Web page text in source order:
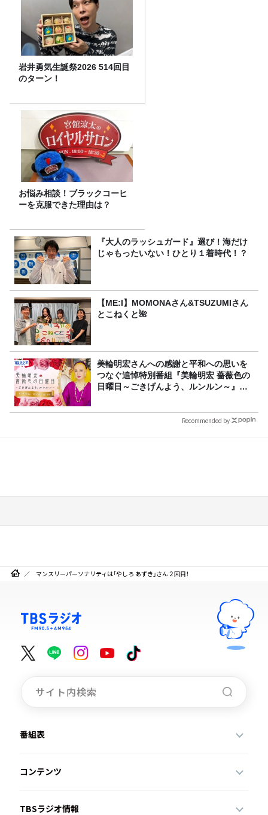
岩井勇気生誕祭2026 514回目
のターン！
お悩み相談！ブラックコーヒ
ーを克服できた理由は？
『大人のラッシュガード』選び！海だけ
じゃもったいない！ひとり１着時代！？
【ME:I】MOMONAさん&TSUZUMIさん
とこねくと🌺
美輪明宏さんへの感謝と平和への思いを
つなぐ追悼特別番組『美輪明宏 薔薇色の
日曜日～ごきげんよう、ルンルン～』
Recommended by
マンスリーパーソナリティは「やしろ あずき」さん２回目！
番組表
コンテンツ
TBSラジオ情報